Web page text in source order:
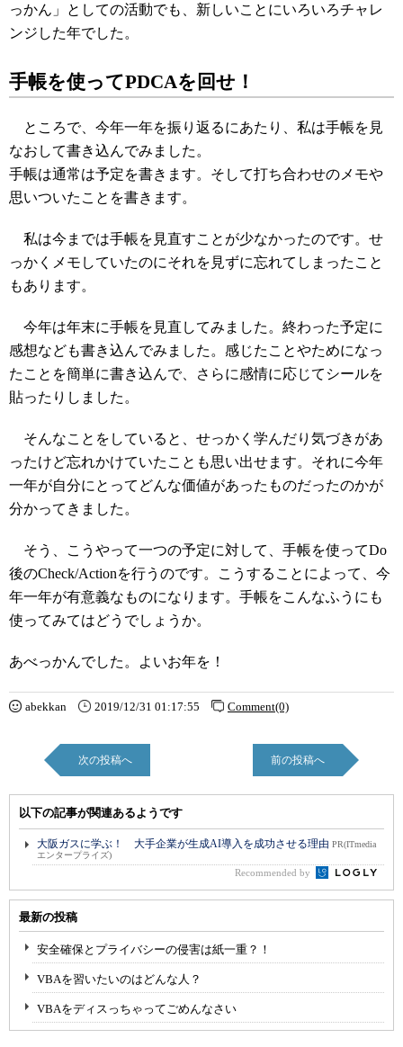
っかん」としての活動でも、新しいことにいろいろチャレ
ンジした年でした。
手帳を使ってPDCAを回せ！
ところで、今年一年を振り返るにあたり、私は手帳を見
なおして書き込んでみました。
手帳は通常は予定を書きます。そして打ち合わせのメモや
思いついたことを書きます。
私は今までは手帳を見直すことが少なかったのです。せ
っかくメモしていたのにそれを見ずに忘れてしまったこと
もあります。
今年は年末に手帳を見直してみました。終わった予定に
感想なども書き込んでみました。感じたことやためになっ
たことを簡単に書き込んで、さらに感情に応じてシールを
貼ったりしました。
そんなことをしていると、せっかく学んだり気づきがあ
ったけど忘れかけていたことも思い出せます。それに今年
一年が自分にとってどんな価値があったものだったのかが
分かってきました。
そう、こうやって一つの予定に対して、手帳を使ってDo
後のCheck/Actionを行うのです。こうすることによって、今
年一年が有意義なものになります。手帳をこんなふうにも
使ってみてはどうでしょうか。
あべっかんでした。よいお年を！
abekkan 2019/12/31 01:17:55 Comment(0)
次の投稿へ 前の投稿へ
以下の記事が関連あるようです
大阪ガスに学ぶ！ 大手企業が生成AI導入を成功させる理由 PR(ITmedia
エンタープライズ)
Recommended by
最新の投稿
安全確保とプライバシーの侵害は紙一重？！
VBAを習いたいのはどんな人？
VBAをディスっちゃってごめんなさい